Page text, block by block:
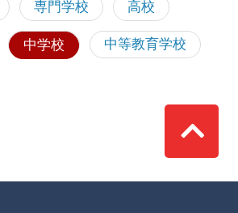
専門学校 高校
中学校 中等教育学校
Top